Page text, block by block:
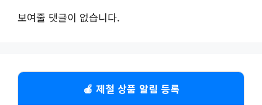
보여줄 댓글이 없습니다.
🍎 제철 상품 알림 등록